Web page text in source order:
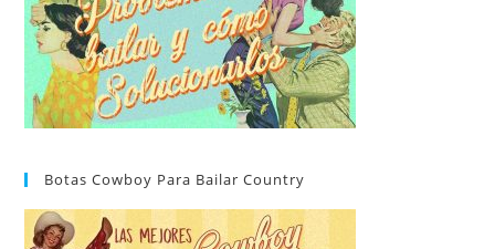
Botas Cowboy Para Bailar Country